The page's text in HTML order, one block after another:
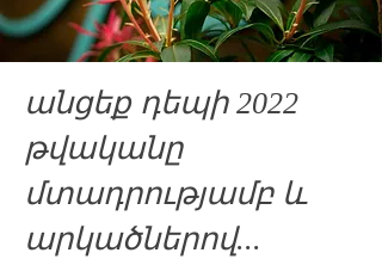
անցեք դեպի 2022
թվականը
մտադրությամբ և
արկածներով...